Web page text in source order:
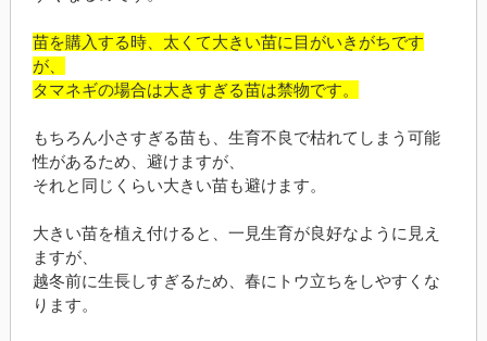
苗を購入する時、太くて大きい苗に目がいきがちです
が、
タマネギの場合は大きすぎる苗は禁物です。
もちろん小さすぎる苗も、生育不良で枯れてしまう可能
性があるため、避けますが、
それと同じくらい大きい苗も避けます。
大きい苗を植え付けると、一見生育が良好なように見え
ますが、
越冬前に生長しすぎるため、春にトウ立ちをしやすくな
ります。